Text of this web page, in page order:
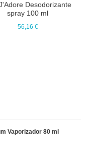
Desodorizante
spray 100 ml
56,16 €
Vaporizador 80 ml